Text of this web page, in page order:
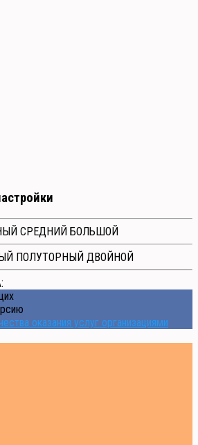
СРЕДНИЙ БОЛЬШОЙ
ПОЛУТОРНЫЙ ДВОЙНОЙ
оказания услуг организациями